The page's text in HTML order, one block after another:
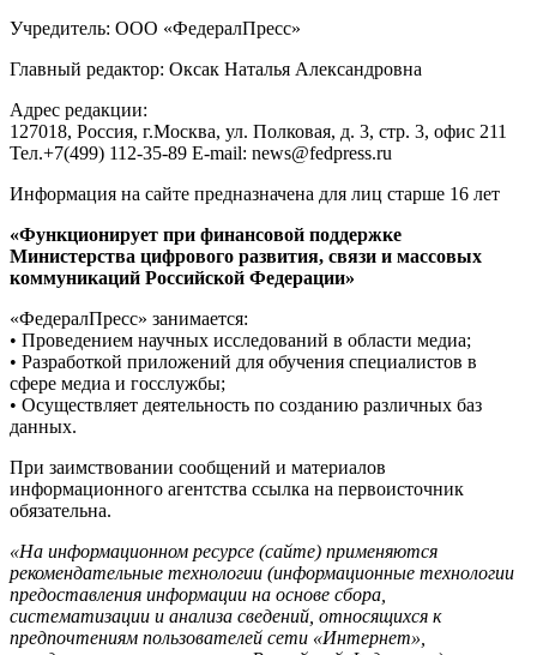
Учредитель: ООО «ФедералПресс»
Главный редактор: Оксак Наталья Александровна
Адрес редакции:
127018, Россия, г.Москва, ул. Полковая, д. 3, стр. 3, офис 211
Тел.+7(499) 112-35-89 E-mail: news@fedpress.ru
Информация на сайте предназначена для лиц старше 16 лет
«Функционирует при финансовой поддержке
Министерства цифрового развития, связи и массовых
коммуникаций Российской Федерации»
«ФедералПресс» занимается:
• Проведением научных исследований в области медиа;
• Разработкой приложений для обучения специалистов в
сфере медиа и госслужбы;
• Осуществляет деятельность по созданию различных баз
данных.
При заимствовании сообщений и материалов
информационного агентства ссылка на первоисточник
обязательна.
«На информационном ресурсе (сайте) применяются
рекомендательные технологии (информационные технологии
предоставления информации на основе сбора,
систематизации и анализа сведений, относящихся к
предпочтениям пользователей сети «Интернет»,